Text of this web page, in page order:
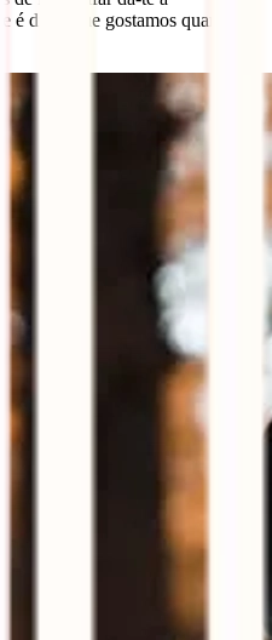
é disso que gostamos quando